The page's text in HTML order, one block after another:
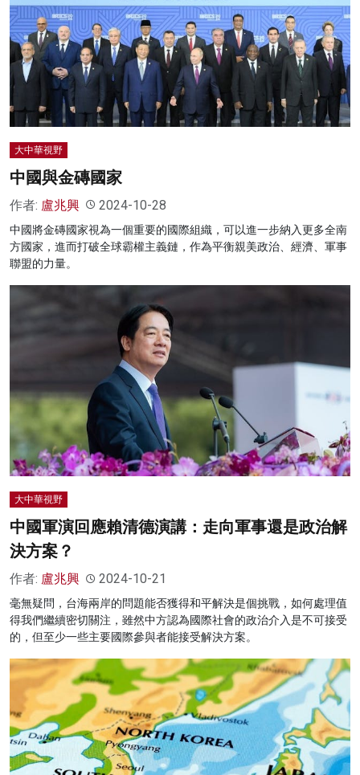
大中華視野
中國與金磚國家
作者: 盧兆興 2024-10-28
中國將金磚國家視為一個重要的國際組織，可以進一步納入更多全南
方國家，進而打破全球霸權主義鏈，作為平衡親美政治、經濟、軍事
聯盟的力量。
大中華視野
中國軍演回應賴清德演講：走向軍事還是政治解
決方案？
作者: 盧兆興 2024-10-21
毫無疑問，台海兩岸的問題能否獲得和平解決是個挑戰，如何處理值
得我們繼續密切關注，雖然中方認為國際社會的政治介入是不可接受
的，但至少一些主要國際參與者能接受解決方案。